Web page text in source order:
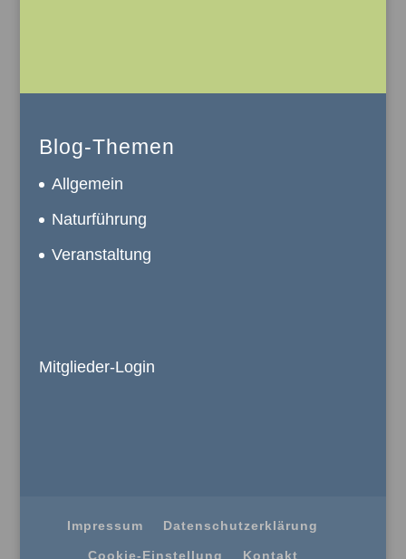
Blog-Themen
Allgemein
Naturführung
Veranstaltung
Mitglieder-Login
Impressum Datenschutzerklärung
Cookie-Einstellung Kontakt